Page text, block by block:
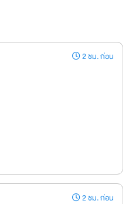
2 ชม. ก่อน
2 ชม. ก่อน